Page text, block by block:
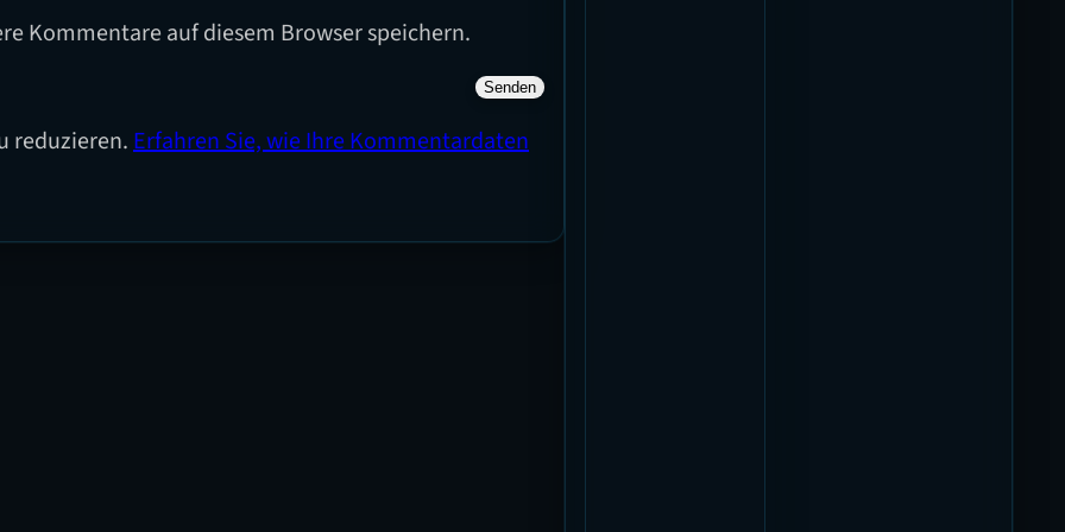
Kommentare auf diesem Browser speichern.
reduzieren.Erfahren Sie, wie Ihre Kommentardaten